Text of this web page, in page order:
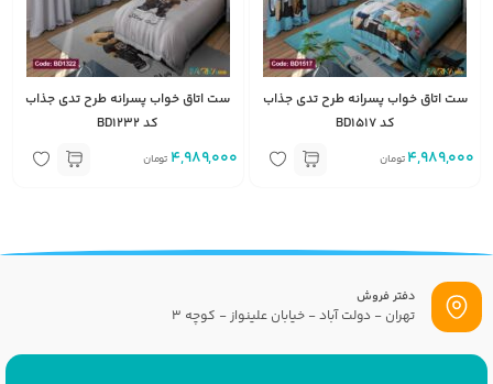
ست اتاق خواب پسرانه طرح تدی جذاب
کد BD1517
4,989,000 تومان
ست اتاق خواب پسرانه طرح تدی جذاب
کد BD1232
4,989,000 تومان
دفتر فروش
تهران - دولت آباد - خیابان علینواز - کوچه 3